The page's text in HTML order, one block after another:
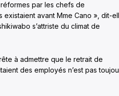
par les chefs de
existaient avant Mme Cano », dit-
s’attriste du climat de
à admettre que le retrait de
des employés n’est pas